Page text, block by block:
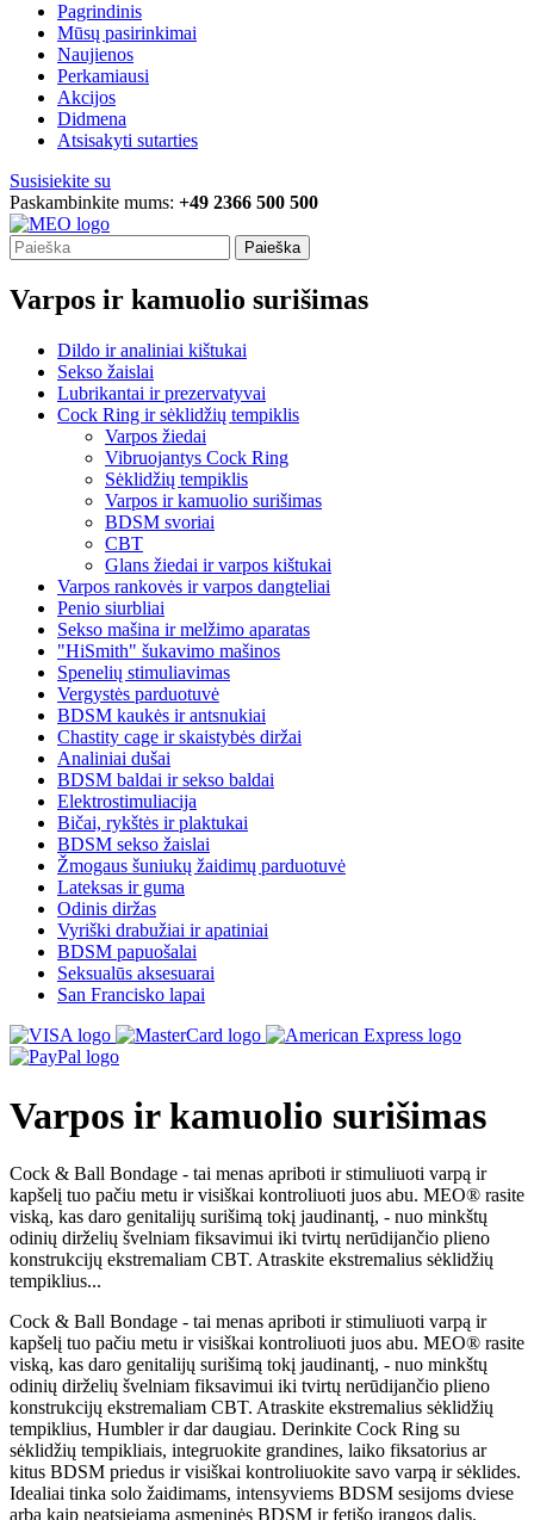
Pagrindinis
Mūsų pasirinkimai
Naujienos
Perkamiausi
Akcijos
Didmena
Atsisakyti sutarties
Susisiekite su
Paskambinkite mums: +49 2366 500 500
Paieška
Varpos ir kamuolio surišimas
Dildo ir analiniai kištukai
Sekso žaislai
Lubrikantai ir prezervatyvai
Cock Ring ir sėklidžių tempiklis
Varpos žiedai
Vibruojantys Cock Ring
Sėklidžių tempiklis
Varpos ir kamuolio surišimas
BDSM svoriai
CBT
Glans žiedai ir varpos kištukai
Varpos rankovės ir varpos dangteliai
Penio siurbliai
Sekso mašina ir melžimo aparatas
"HiSmith" šukavimo mašinos
Spenelių stimuliavimas
Vergystės parduotuvė
BDSM kaukės ir antsnukiai
Chastity cage ir skaistybės diržai
Analiniai dušai
BDSM baldai ir sekso baldai
Elektrostimuliacija
Bičai, rykštės ir plaktukai
BDSM sekso žaislai
Žmogaus šuniukų žaidimų parduotuvė
Lateksas ir guma
Odinis diržas
Vyriški drabužiai ir apatiniai
BDSM papuošalai
Seksualūs aksesuarai
San Francisko lapai
Varpos ir kamuolio surišimas
Cock & Ball Bondage - tai menas apriboti ir stimuliuoti varpą ir
kapšelį tuo pačiu metu ir visiškai kontroliuoti juos abu. MEO® rasite
viską, kas daro genitalijų surišimą tokį jaudinantį, - nuo minkštų
odinių dirželių švelniam fiksavimui iki tvirtų nerūdijančio plieno
konstrukcijų ekstremaliam CBT. Atraskite ekstremalius sėklidžių
tempiklius...
Cock & Ball Bondage - tai menas apriboti ir stimuliuoti varpą ir
kapšelį tuo pačiu metu ir visiškai kontroliuoti juos abu. MEO® rasite
viską, kas daro genitalijų surišimą tokį jaudinantį, - nuo minkštų
odinių dirželių švelniam fiksavimui iki tvirtų nerūdijančio plieno
konstrukcijų ekstremaliam CBT. Atraskite ekstremalius sėklidžių
tempiklius, Humbler ir dar daugiau. Derinkite Cock Ring su
sėklidžių tempikliais, integruokite grandines, laiko fiksatorius ar
kitus BDSM priedus ir visiškai kontroliuokite savo varpą ir sėklides.
Idealiai tinka solo žaidimams, intensyviems BDSM sesijoms dviese
arba kaip neatsiejama asmeninės BDSM ir fetišo įrangos dalis.